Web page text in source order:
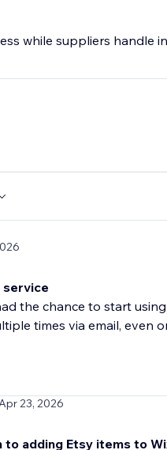
while suppliers handle
or scaling an existing
service
the chance to start
times via email, even
23, 2026
to adding Etsy items to